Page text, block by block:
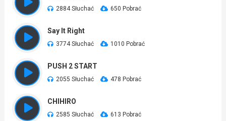
2884 Słuchać 650 Pobrać
Say It Right
3774 Słuchać 1010 Pobrać
PUSH 2 START
2055 Słuchać 478 Pobrać
CHIHIRO
2585 Słuchać 613 Pobrać